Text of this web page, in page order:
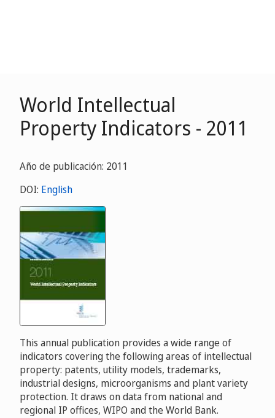
World Intellectual
Property Indicators - 2011
Año de publicación: 2011
DOI: English
This annual publication provides a wide range of
indicators covering the following areas of intellectual
property: patents, utility models, trademarks,
industrial designs, microorganisms and plant variety
protection. It draws on data from national and
regional IP offices, WIPO and the World Bank.